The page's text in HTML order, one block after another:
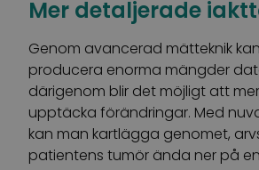
Mer detaljerade
Genom avancerad mätteknik
producera enorma mängder
därigenom blir det möjligt att
upptäcka förändringar. Med
kan man kartlägga genomet,
patientens tumör ända ner på